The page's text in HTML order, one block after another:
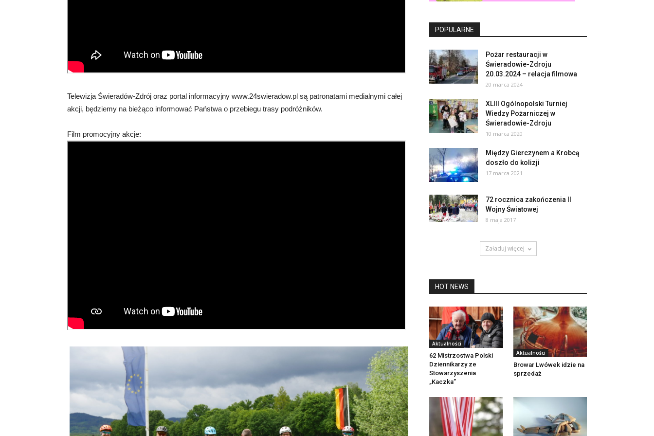
Telewizja Świeradów-Zdrój oraz portal informacyjny www.24swieradow.pl są patronatami medialnymi całej
akcji, będziemy na bieżąco informować Państwa o przebiegu trasy podróżników.
Film promocyjny akcje:
POPULARNE
Pożar restauracji w
Świeradowie-Zdroju
20.03.2024 – relacja filmowa
20 marca 2024
XLIII Ogólnopolski Turniej
Wiedzy Pożarniczej w
Świeradowie-Zdroju
10 marca 2020
Między Gierczynem a Krobcą
doszło do kolizji
17 marca 2021
72 rocznica zakończenia II
Wojny Światowej
8 maja 2017
Załaduj więcej
HOT NEWS
Aktualności
62 Mistrzostwa Polski
Dziennikarzy ze
Stowarzyszenia
„Kaczka”
Aktualności
Browar Lwówek idzie na
sprzedaż